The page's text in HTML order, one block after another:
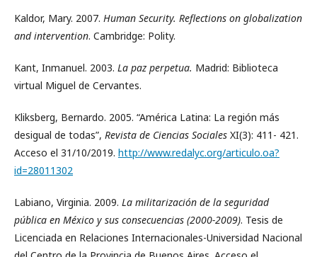
Kaldor, Mary. 2007. Human Security. Reflections on globalization
and intervention. Cambridge: Polity.
Kant, Inmanuel. 2003. La paz perpetua. Madrid: Biblioteca
virtual Miguel de Cervantes.
Kliksberg, Bernardo. 2005. “América Latina: La región más
desigual de todas”, Revista de Ciencias Sociales XI(3): 411- 421.
Acceso el 31/10/2019. http://www.redalyc.org/articulo.oa?
id=28011302
Labiano, Virginia. 2009. La militarización de la seguridad
pública en México y sus consecuencias (2000-2009). Tesis de
Licenciada en Relaciones Internacionales-Universidad Nacional